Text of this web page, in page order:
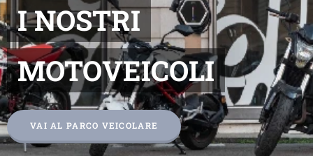
I NOSTRI
MOTOVEICOLI
VAI AL PARCO VEICOLARE